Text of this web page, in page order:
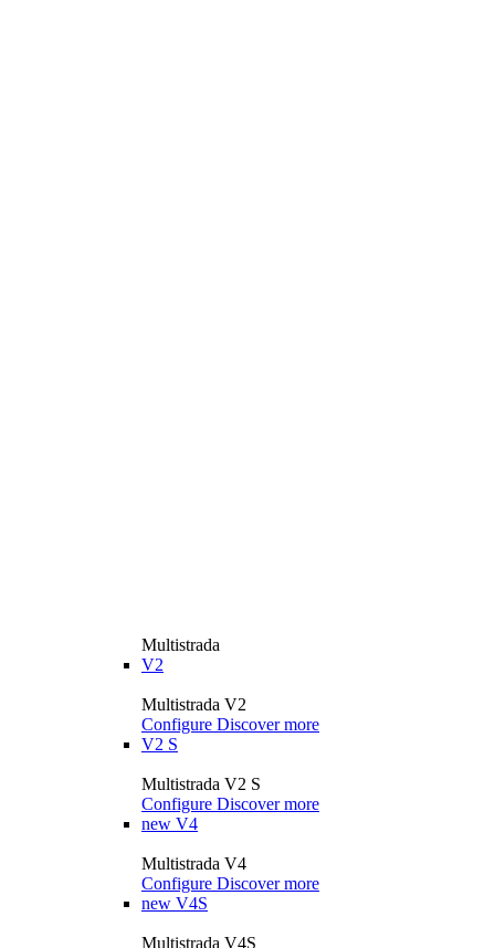
Multistrada
V2
Multistrada V2
Configure Discover more
V2 S
Multistrada V2 S
Configure Discover more
new V4
Multistrada V4
Configure Discover more
new V4S
Multistrada V4S